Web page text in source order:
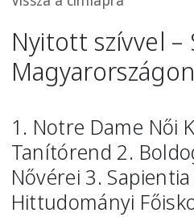
Nyitott szívvel –
1. Notre Dame Női
Tanítórend 2.
Nővérei 3.
Hittudományi